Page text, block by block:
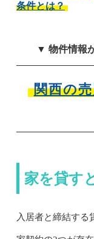
条件とは？
▼ 物件情報
関西の
家を貸す
入居者と締結する